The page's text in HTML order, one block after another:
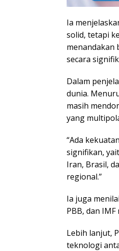
Ia
solid, tetapi
menandakan
secara
Dalam
dunia.
masih
yang
“Ada
signifikan,
Iran, Brasil,
regional.”
Ia juga
PBB, dan
Lebih lanjut,
teknologi